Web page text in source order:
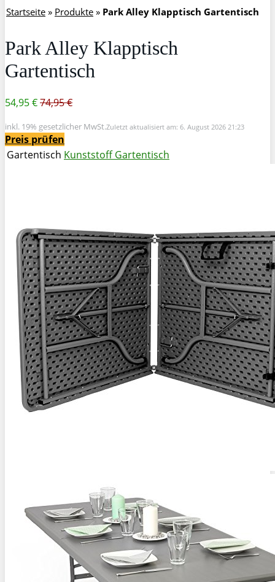
Startseite » Produkte » Park Alley Klapptisch Gartentisch
Park Alley Klapptisch
Gartentisch
54,95 €74,95 €
inkl. 19% gesetzlicher MwSt.Zuletzt aktualisiert am: 6. August 2026 21:23
Preis prüfen
Gartentisch Kunststoff Gartentisch